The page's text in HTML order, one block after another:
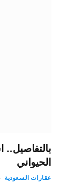
الحيواني
عقارات السعودية